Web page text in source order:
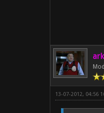
13-07-2012, 04:56